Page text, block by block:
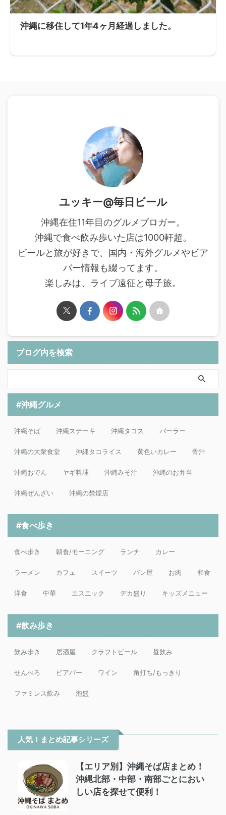
沖縄に移住して1年4ヶ月経過しました。
ユッキー@毎日ビール
沖縄在住11年目のグルメブロガー。
沖縄で食べ飲み歩いた店は1000軒超。
ビールと旅が好きで、国内・海外グルメやビア
バー情報も綴ってます。
楽しみは、ライブ遠征と母子旅。
ブログ内を検索
#沖縄グルメ
沖縄そば 沖縄ステーキ 沖縄タコス パーラー
沖縄の大衆食堂 沖縄タコライス 黄色いカレー 骨汁
沖縄おでん ヤギ料理 沖縄みそ汁 沖縄のお弁当
沖縄ぜんざい 沖縄の禁煙店
#食べ歩き
食べ歩き 朝食/モーニング ランチ カレー
ラーメン カフェ スイーツ パン屋 お肉 和食
洋食 中華 エスニック デカ盛り キッズメニュー
#飲み歩き
飲み歩き 居酒屋 クラフトビール 昼飲み
せんべろ ビアバー ワイン 角打ち/もっきり
ファミレス飲み 泡盛
人気！まとめ記事シリーズ
【エリア別】沖縄そば店まとめ！
沖縄北部・中部・南部ごとにおい
しい店を探せて便利！